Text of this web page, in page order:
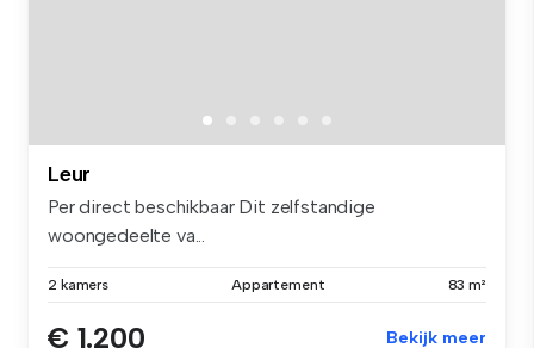
Leur
Per direct beschikbaar Dit zelfstandige
woongedeelte va...
2 kamers Appartement 83 m²
€ 1.200 Bekijk meer